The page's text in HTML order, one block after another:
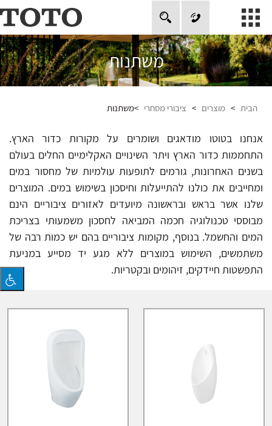
אודות
מוצרים
טכנולוגיה
מוזיאון טוטו
פרויקטים בעולם
סרטונים
אחריות
צור קשר
Global
חיפוש
משתנות
הבית > מוצרים > ציבורי מסחרי >משתנות
אנחנו בטוטו מודאגים ושומרים על מקורות כדור הארץ.
התחממות כדור הארץ ויתר השינויים האקלימיים החלים בעולם
בשנים האחרונות, גורמים לתופעות עולמיות של מחסור במים
ומחייבים את כולנו להתייעלות וחיסכון בשימוש במים. המוצרים
שלנו אשר בראש ובראשונה מיועדים לאזורים ציבוריים הינם
מבוססי טכנולוגיה חכמה המביאה לחסכון משמעותי בצריכת
המים והחשמל. בנוסף, מקומות ציבוריים בהם יש כמות רבה של
משתמשים, השימוש במוצרים ללא מגע יד מסייע במניעת
התפשטות חיידקים, זיהומים ובקטריות.